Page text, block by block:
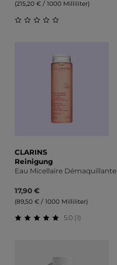
(215,20 € / 1000 Milliliter)
CLARINS
Reinigung
Eau Micellaire Démaquillante
17,90 €
(89,50 € / 1000 Milliliter)
5.0 (1)